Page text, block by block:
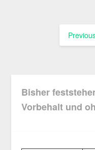
Bisher
Vorbehalt und